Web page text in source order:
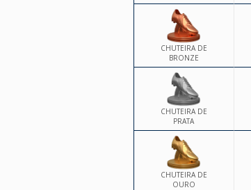
CHUTEIRA DE
BRONZE
CHUTEIRA DE
PRATA
CHUTEIRA DE
OURO